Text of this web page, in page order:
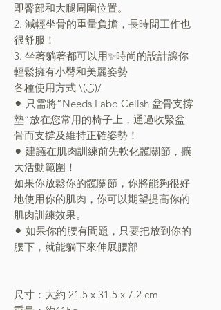
即臀部和大腿周圍位置。
2. 減輕坐骨的重量負擔，長時間工作也
很舒服！
3. 坐著躺著都可以用✨時尚的設計讓你
輕鬆擁有小臀和美麗姿勢
各種使用方式 \(◡̈)/
⚫︎ 只需將“Needs Labo Cellsh 盆骨支撐
墊”放在您常用的椅子上，通過收緊盆
骨而支撐及維持正確姿勢！
⚫︎ 建議在肌肉訓練前先軟化髖關節，擴
大活動範圍！
如果你放鬆你的髖關節，你將能夠很好
地使用你的肌肉，你可以期望提高你的
肌肉訓練效果。
⚫︎ 如果你的腰有問題，只要把放到你的
腰下，就能躺下來伸展腰部
尺寸：大約 21.5 x 31.5 x 7.2 cm